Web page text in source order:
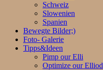
Schweiz
Slowenien
Spanien
Bewegte Bilder;)
Foto- Galerie
Tipps&Ideen
Pimp our Elli
Optimize our Elliod